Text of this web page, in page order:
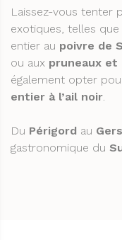
Laissez-vous tenter
exotiques, telles
entier au poivre de
ou aux pruneaux et
également opter
entier à l’ail noir.
Du Périgord au Gers
gastronomique du